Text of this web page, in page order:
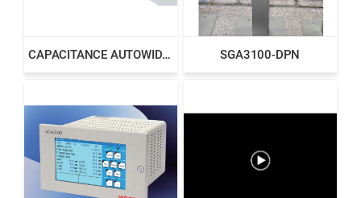
CAPACITANCE AUTOWIDE SENSOR SGA3100-DPN